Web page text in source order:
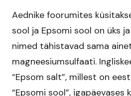
Aednike foorumites
sool ja Epsomi sool on üks
nimed tähistavad sama
magneesiumsulfaati.
“Epsom salt”, millest on
“Epsomi sool”, igapäevases